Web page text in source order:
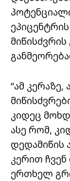
“ამ
კიდეც
ასე რომ,
დედამიწის
კერით ჩვენ
ერთხელ